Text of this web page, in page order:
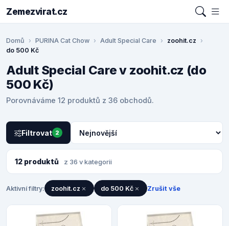
Zemezvirat.cz
Domů PURINA Cat Chow Adult Special Care
zoohit.cz
do 500 Kč
Adult Special Care v zoohit.cz (do
500 Kč)
Porovnáváme 12 produktů z 36 obchodů.
Filtrovat 2
12 produktů z 36 v kategorii
Aktivní filtry: zoohit.cz do 500 Kč Zrušit vše